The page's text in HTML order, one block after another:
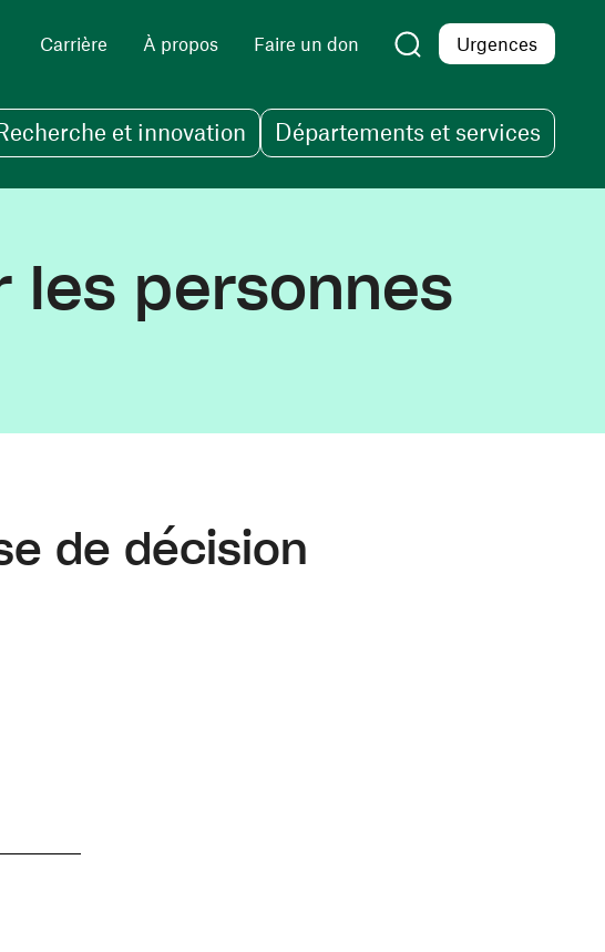
Carrière À propos Faire un don Urgences
et innovation Départements et services
les personnes
de décision